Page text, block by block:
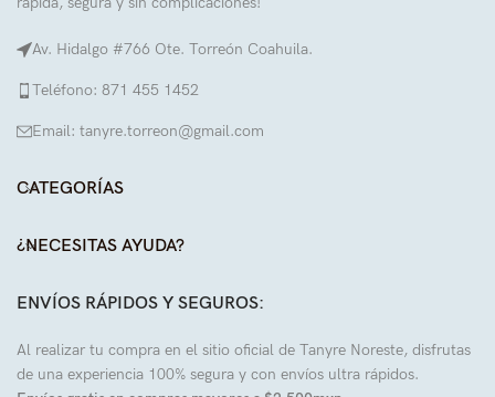
Av. Hidalgo #766 Ote. Torreón Coahuila.
Teléfono: 871 455 1452
Email: tanyre.torreon@gmail.com
CATEGORÍAS
¿NECESITAS AYUDA?
ENVÍOS RÁPIDOS Y SEGUROS:
Al realizar tu compra en el sitio oficial de Tanyre Noreste, disfrutas
de una experiencia 100% segura y con envíos ultra rápidos.